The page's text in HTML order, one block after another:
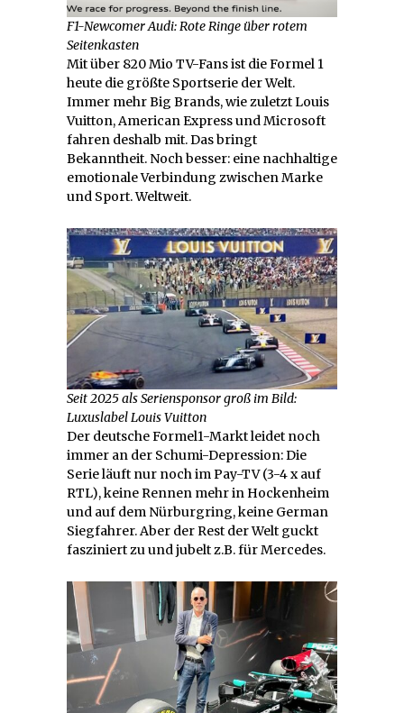
F1-Newcomer Audi: Rote Ringe über rotem
Seitenkasten
Mit über 820 Mio TV-Fans ist die Formel 1
heute die größte Sportserie der Welt.
Immer mehr Big Brands, wie zuletzt Louis
Vuitton, American Express und Microsoft
fahren deshalb mit. Das bringt
Bekanntheit. Noch besser: eine nachhaltige
emotionale Verbindung zwischen Marke
und Sport. Weltweit.
Seit 2025 als Seriensponsor groß im Bild:
Luxuslabel Louis Vuitton
Der deutsche Formel1-Markt leidet noch
immer an der Schumi-Depression: Die
Serie läuft nur noch im Pay-TV (3-4 x auf
RTL), keine Rennen mehr in Hockenheim
und auf dem Nürburgring, keine German
Siegfahrer. Aber der Rest der Welt guckt
fasziniert zu und jubelt z.B. für Mercedes.